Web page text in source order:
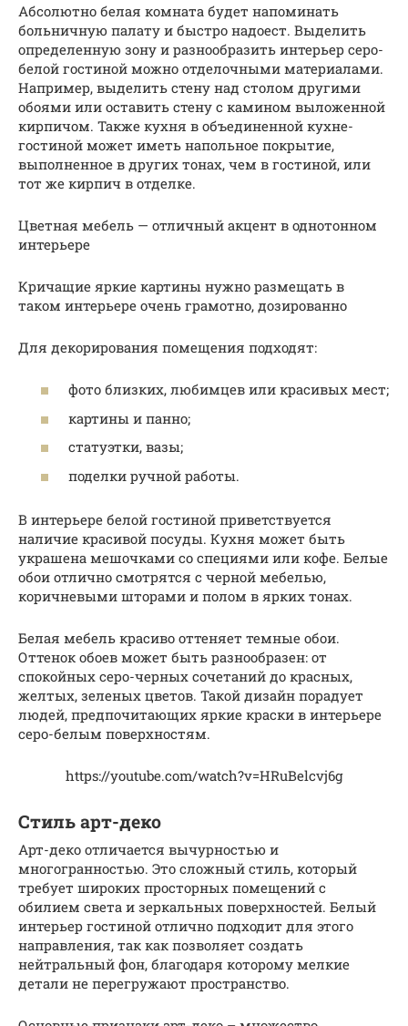
Абсолютно белая комната будет напоминать
больничную палату и быстро надоест. Выделить
определенную зону и разнообразить интерьер серо-
белой гостиной можно отделочными материалами.
Например, выделить стену над столом другими
обоями или оставить стену с камином выложенной
кирпичом. Также кухня в объединенной кухне-
гостиной может иметь напольное покрытие,
выполненное в других тонах, чем в гостиной, или
тот же кирпич в отделке.
Цветная мебель — отличный акцент в однотонном
интерьере
Кричащие яркие картины нужно размещать в
таком интерьере очень грамотно, дозированно
Для декорирования помещения подходят:
фото близких, любимцев или красивых мест;
картины и панно;
статуэтки, вазы;
поделки ручной работы.
В интерьере белой гостиной приветствуется
наличие красивой посуды. Кухня может быть
украшена мешочками со специями или кофе. Белые
обои отлично смотрятся с черной мебелью,
коричневыми шторами и полом в ярких тонах.
Белая мебель красиво оттеняет темные обои.
Оттенок обоев может быть разнообразен: от
спокойных серо-черных сочетаний до красных,
желтых, зеленых цветов. Такой дизайн порадует
людей, предпочитающих яркие краски в интерьере
серо-белым поверхностям.
https://youtube.com/watch?v=HRuBelcvj6g
Стиль арт-деко
Арт-деко отличается вычурностью и
многогранностью. Это сложный стиль, который
требует широких просторных помещений с
обилием света и зеркальных поверхностей. Белый
интерьер гостиной отлично подходит для этого
направления, так как позволяет создать
нейтральный фон, благодаря которому мелкие
детали не перегружают пространство.